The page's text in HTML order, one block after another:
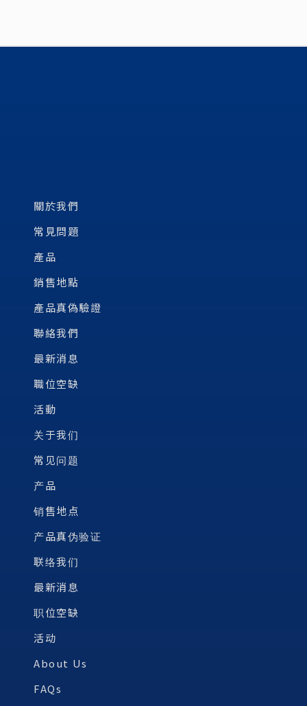
關於我們
常見問題
產品
銷售地點
產品真偽驗證
聯絡我們
最新消息
職位空缺
活動
关于我们
常见问题
产品
销售地点
产品真伪验证
联络我们
最新消息
职位空缺
活动
About Us
FAQs